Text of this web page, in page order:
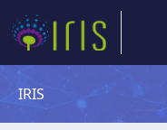
IRIS